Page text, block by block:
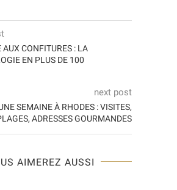
CONFITURES : LA
EN PLUS DE 100
next post
SEMAINE À RHODES : VISITES,
ADRESSES GOURMANDES
AIMEREZ AUSSI